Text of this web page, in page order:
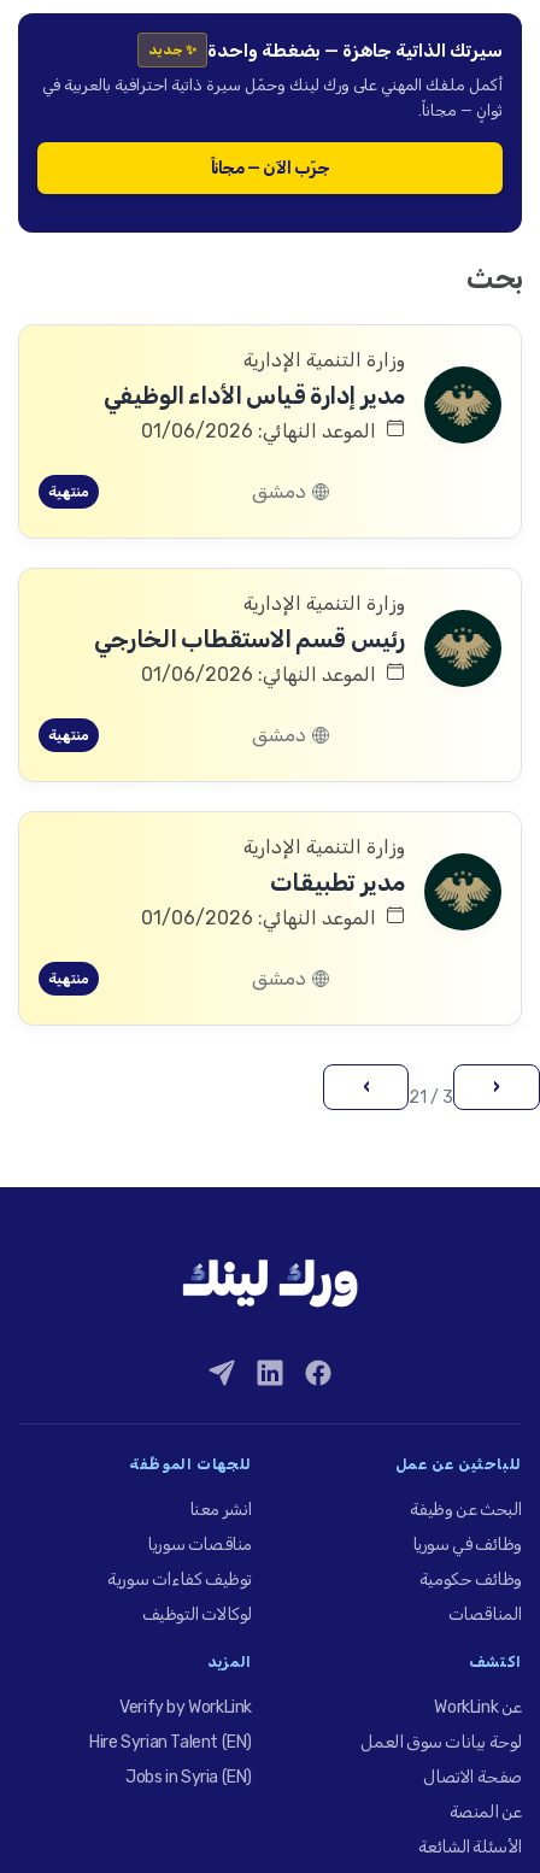
سيرتك الذاتية جاهزة — بضغطة واحدة ✨ جديد
أكمل ملفك المهني على ورك لينك وحمّل سيرة ذاتية احترافية بالعربية في
ثوانٍ — مجاناً.
جرّب الآن — مجاناً
بحث
وزارة التنمية الإدارية
مدير إدارة قياس الأداء الوظيفي
الموعد النهائي: 01/06/2026
دمشق منتهية
وزارة التنمية الإدارية
رئيس قسم الاستقطاب الخارجي
الموعد النهائي: 01/06/2026
دمشق منتهية
وزارة التنمية الإدارية
مدير تطبيقات
الموعد النهائي: 01/06/2026
دمشق منتهية
‹
3 / 21
›
للباحثين عن عمل
البحث عن وظيفة
وظائف في سوريا
وظائف حكومية
المناقصات
للجهات الموظِّفة
انشر معنا
مناقصات سوريا
توظيف كفاءات سورية
لوكالات التوظيف
اكتشف
عن WorkLink
لوحة بيانات سوق العمل
صفحة الاتصال
عن المنصة
الأسئلة الشائعة
المزيد
Verify by WorkLink
Hire Syrian Talent (EN)
Jobs in Syria (EN)